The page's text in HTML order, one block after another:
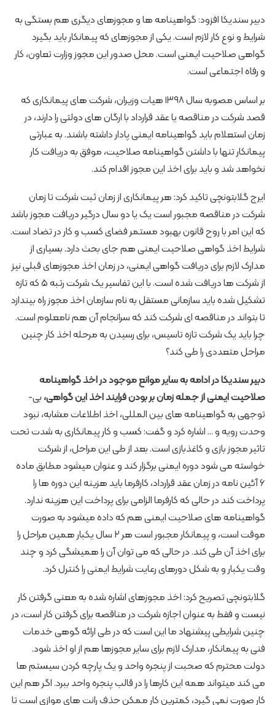
دبیر سندیکا افزود: گواهی­نامه­ ها و مجوزهای دیگری هم بستگی به
شرایط و نوع کار لازم است. یکی از مجوزهای که پیمانکار باید بگیرد
گواهی صلاحیت ایمنی است. محل صدور این مجوز وزارت تعاون، کار
و رفاه اجتماعی است.
بر اساس مصوبه سال ۱۳۹۸ هیات وزیران، شرکت های پیمانکاری که
قصد شرکت در مناقصه یا عقد قرارداد با ارگان های دولتی را دارند، در
زمان استعلام باید گواهی­نامه ایمنی پادار داشته باشند. به عبارتی
پیمانکار تنها با داشتن گواهی­نامه صلاحیت، موفق به دریافت کار
نخواهد شد و باید برای اخذ این مجوز اقدام کند.
ایرج گلابتونچی تاکید کرد: هر پیمانکاری از زمان ثبت شرکت تا زمان
شرکت در مناقصه مجبور است یک یا دو سال درگیر دریافت مجوز باشد
که این امر با روح قانون بهبود مستمر فضای کسب و کار در تضاد است.
شرایط اخذ گواهی صلاحیت ایمنی هم جای بحث دارد. بسیاری از
مدارک لازم برای دریافت گواهی ایمنی، در زمان اخذ مجوزهای قبلی نیز
از شرکت ها دریافت شده است. با این تفاسیر یک شرکت رتبه ۵ که تازه
تشکیل شده باید سازمانی مستقل به نام سازمان اخذ مجوز راه بیندازد
تا بتواند در مناقصه ­ای شرکت کند که سرانجام آن هم نامعلوم است.
چرا باید یک شرکت تازه تاسیس، برای رسیدن به مرحله اخذ کار چنین
مراحل متعددی را طی کند؟
دبیر سندیکا در ادامه به سایر موانع موجود در اخذ گواهی­نامه
صلاحیت ایمنی از جمله زمان ­بر بودن فرایند اخذ این گواهی،بی­
توجهی به گواهینامه­ های بین المللی، اخذ اطلاعات مشابه، نبود
وحدت رویه و … اشاره کرد و گفت: کسب و کار پیمانکاری به شدت تحت
تاثیر مجوز بازی و کاغذبازی است. بعد از طی این مراحل، از شرکت
خواسته می ­شود دوره ایمنی برگزار کند و عنوان می­شود مطابق ماده
۶ آئین ­نامه در زمان عقد قرارداد، کارفرما باید هزینه این دوره ­ها را
پرداخت کند در حالی که کارفرما الزامی برای پرداخت این هزینه ندارد.
گواهی­نامه ­های صلاحیت ایمنی هم که داده می­شود به صورت
موقت است، و پیمانکار مجبور است هر ۲ سال یکبار همین مراحل را
برای اخذ آن طی کند. در حالی که می ­توان آن را همیشگی کرد و چند
وقت یکبار و به شکل دوره­ای رعایت شرایط ایمنی را کنترل کرد.
گلابتونچی تصریح کرد: اخذ مجوزهای اشاره شده به معنی گرفتن کار
نیست و فقط به عنوان اجازه شرکت در مناقصه برای گرفتن کار است، در
چنین شرایطی پیشنهاد ما این است که در طی ارائه گوهی خدمات
فنی به پیمانکار، مدارک لازم برای سایر مجوزها هم از او اخذ شود.
دولت محترم که صحبت از پنجره واحد و یک پارچه کردن سیستم ها
می­ کند می­تواند همه این کارها را در قالب پنجره واحد ببرد. اگر هم این
کار صورت نمی­ گیرد، کمترین کار ممکن حذف رانت­ های موازی است تا